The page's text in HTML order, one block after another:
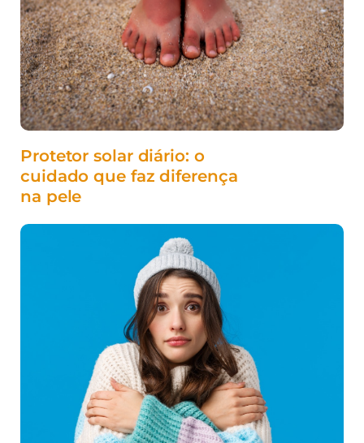
Protetor solar diário: o
cuidado que faz diferença
na pele